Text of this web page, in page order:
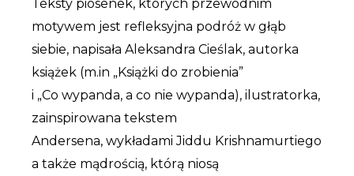
Teksty piosenek, których przewodnim
motywem jest refleksyjna podróż w głąb
siebie, napisała Aleksandra Cieślak, autorka
książek (m.in „Książki do zrobienia”
i „Co wypanda, a co nie wypanda), ilustratorka,
zainspirowana tekstem
Andersena, wykładami Jiddu Krishnamurtiego
a także mądrością, którą niosą